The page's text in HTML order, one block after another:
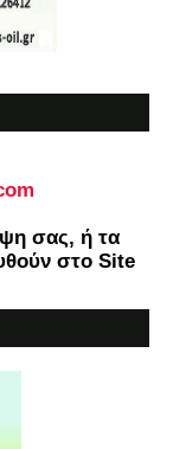
σας, ή τα
στο Site